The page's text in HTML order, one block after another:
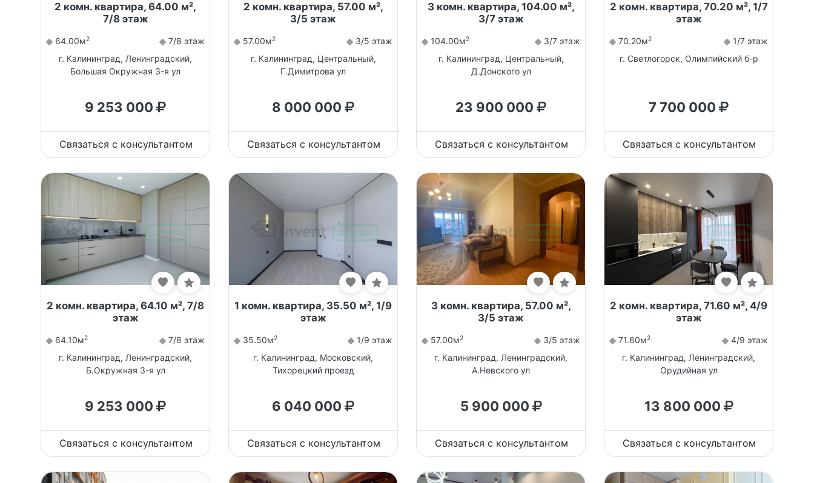
2 комн. квартира, 64.00 м²,
7/8 этаж
64.00м2
7/8 этаж
г. Калининград, Ленинградский,
Большая Окружная 3-я ул
9 253 000
Связаться с консультантом
2 комн. квартира, 57.00 м²,
3/5 этаж
57.00м2
3/5 этаж
г. Калининград, Центральный,
Г.Димитрова ул
8 000 000
Связаться с консультантом
3 комн. квартира, 104.00 м²,
3/7 этаж
104.00м2
3/7 этаж
г. Калининград, Центральный,
Д.Донского ул
23 900 000
Связаться с консультантом
2 комн. квартира, 70.20 м², 1/7
этаж
70.20м2
1/7 этаж
г. Светлогорск, Олимпийский б-р
7 700 000
Связаться с консультантом
2 комн. квартира, 64.10 м², 7/8
этаж
64.10м2
7/8 этаж
г. Калининград, Ленинградский,
Б.Окружная 3-я ул
9 253 000
Связаться с консультантом
1 комн. квартира, 35.50 м², 1/9
этаж
35.50м2
1/9 этаж
г. Калининград, Московский,
Тихорецкий проезд
6 040 000
Связаться с консультантом
3 комн. квартира, 57.00 м²,
3/5 этаж
57.00м2
3/5 этаж
г. Калининград, Ленинградский,
А.Невского ул
5 900 000
Связаться с консультантом
2 комн. квартира, 71.60 м², 4/9
этаж
71.60м2
4/9 этаж
г. Калининград, Ленинградский,
Орудийная ул
13 800 000
Связаться с консультантом